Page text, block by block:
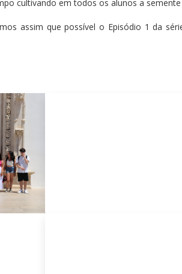
cultivando em todos os alunos a
assim que possível o Episódio 1 da